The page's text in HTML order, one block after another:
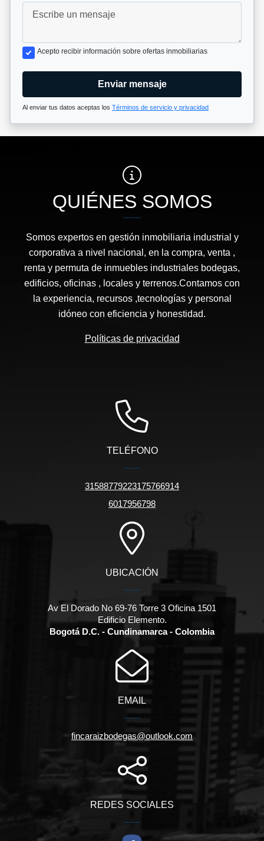
Acepto recibir información sobre ofertas inmobiliarias
Enviar mensaje
Al enviar tus datos aceptas los Términos de servicio y privacidad
QUIÉNES SOMOS
Somos expertos en gestión inmobiliaria industrial y
corporativa a nivel nacional, en la compra, venta ,
renta y permuta de inmuebles industriales bodegas,
edificios, oficinas , locales y terrenos.Contamos con
la experiencia, recursos ,tecnologías y personal
idóneo con eficiencia y honestidad.
Políticas de privacidad
TELÉFONO
31588779223175766914
6017956798
UBICACIÓN
Av El Dorado No 69-76 Torre 3 Oficina 1501
Edificio Elemento.
Bogotá D.C. - Cundinamarca - Colombia
EMAIL
fincaraizbodegas@outlook.com
REDES SOCIALES